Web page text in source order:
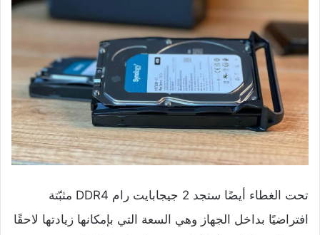
تحت الغطاء أيضًا ستجد 2 جيجابايت رام DDR4 مثبّتة
افتراضيًا بداخل الجهاز وهي السعة التي بإمكانها زيادتها لاحقًا